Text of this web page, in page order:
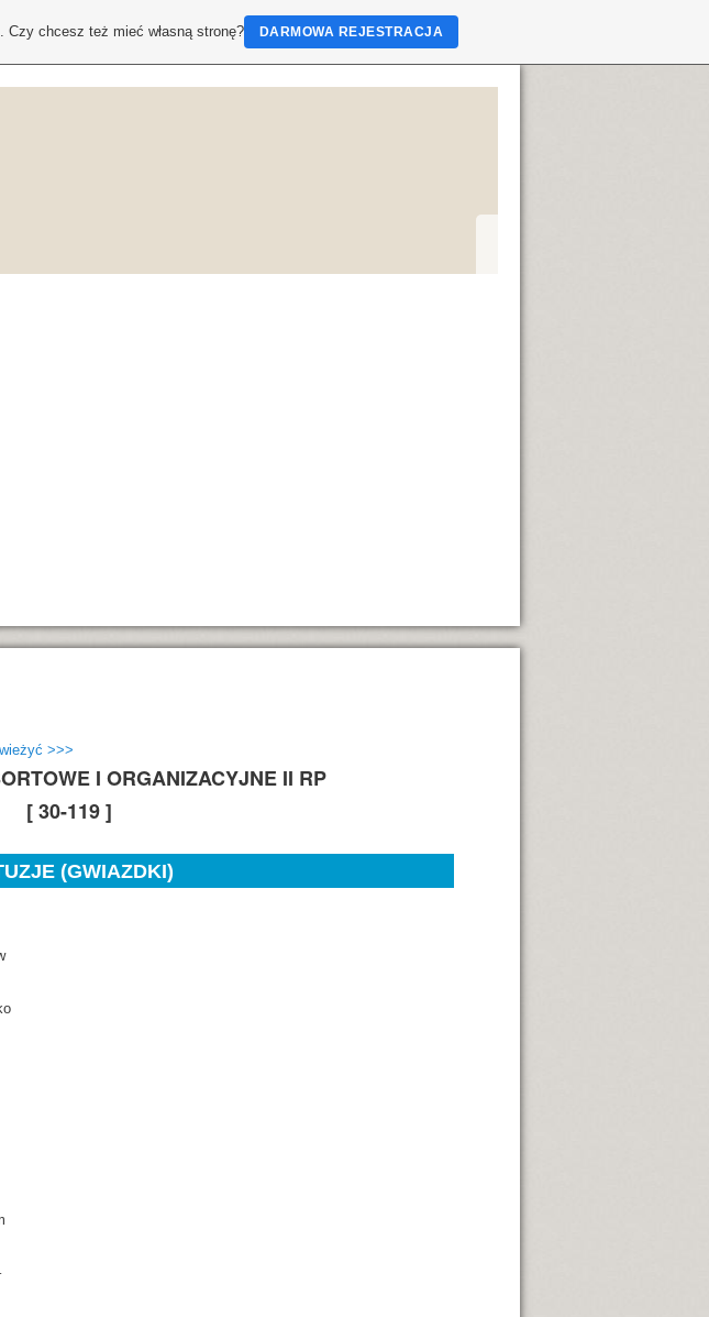
>>>
I ORGANIZACYJNE II RP
[ 30-119 ]
(GWIAZDKI)
. Czy chcesz też mieć własną stronę? DARMOWA REJESTRACJA